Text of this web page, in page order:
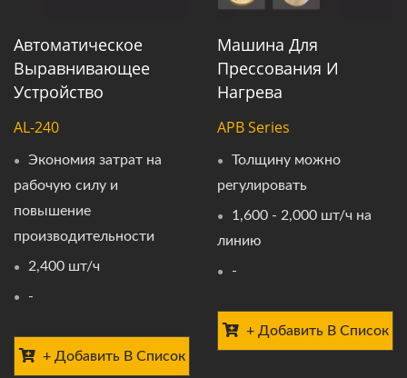
Автоматическое
Выравнивающее
Устройство
AL-240
Экономия затрат на
рабочую силу и
повышение
производительности
2,400 шт/ч
-
+ Добавить В Список
Машина Для
Прессования И
Нагрева
APB Series
Толщину можно
регулировать
1,600 - 2,000 шт/ч на
линию
-
+ Добавить В Список